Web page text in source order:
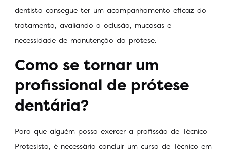
dentista consegue ter um acompanhamento eficaz do
tratamento, avaliando a oclusão, mucosas e
necessidade de manutenção da prótese.
Como se tornar um
profissional de prótese
dentária?
Para que alguém possa exercer a profissão de Técnico
Protesista, é necessário concluir um curso de Técnico em